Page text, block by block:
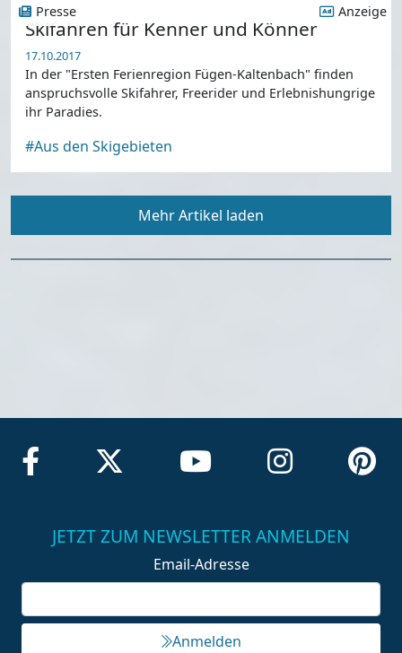
Presse Anzeige
Skifahren für Kenner und Könner
17.10.2017
In der "Ersten Ferienregion Fügen-Kaltenbach" finden
anspruchsvolle Skifahrer, Freerider und Erlebnishungrige
ihr Paradies.
#Aus den Skigebieten
Mehr Artikel laden
JETZT ZUM NEWSLETTER ANMELDEN
Email-Adresse
Anmelden